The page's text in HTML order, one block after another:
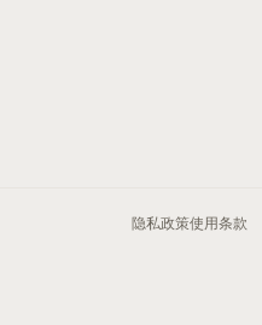
隐私政策使用条款